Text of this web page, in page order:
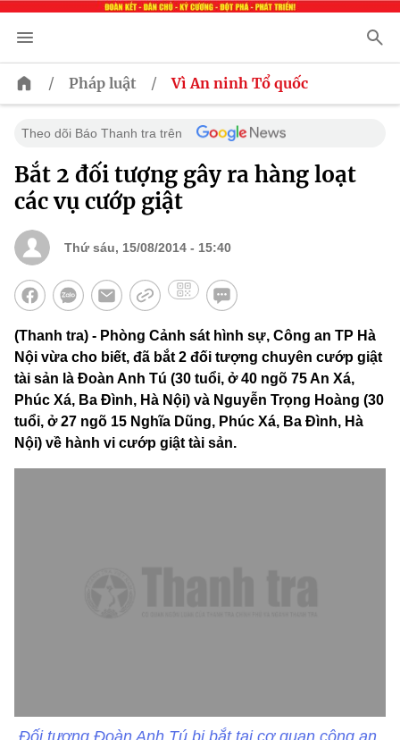
/ Pháp luật / Vì An ninh Tổ quốc
Theo dõi Báo Thanh tra trên
Bắt 2 đối tượng gây ra hàng loạt
các vụ cướp giật
Thứ sáu, 15/08/2014 - 15:40
(Thanh tra) - Phòng Cảnh sát hình sự, Công an TP Hà
Nội vừa cho biết, đã bắt 2 đối tượng chuyên cướp giật
tài sản là Đoàn Anh Tú (30 tuổi, ở 40 ngõ 75 An Xá,
Phúc Xá, Ba Đình, Hà Nội) và Nguyễn Trọng Hoàng (30
tuổi, ở 27 ngõ 15 Nghĩa Dũng, Phúc Xá, Ba Đình, Hà
Nội) về hành vi cướp giật tài sản.
Đối tượng Đoàn Anh Tú bị bắt tại cơ quan công an.